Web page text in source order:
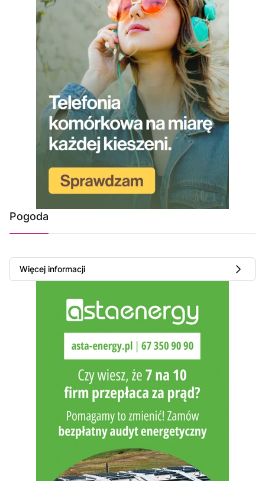
Pogoda
Więcej informacji